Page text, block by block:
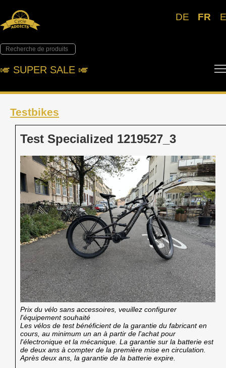
DE FR
🎺︎ SUPER SALE 🎺︎
Testbikes
Test Specialized 1219527_3
Prix du vélo sans accessoires, veuillez configurer
l'équipement souhaité
Les vélos de test bénéficient de la garantie du fabricant en
cours, au minimum un an à partir de l'achat pour
l'électronique et la mécanique. La garantie sur la batterie est
de deux ans à compter de la première mise en circulation.
Après deux ans, la garantie de la batterie expire.